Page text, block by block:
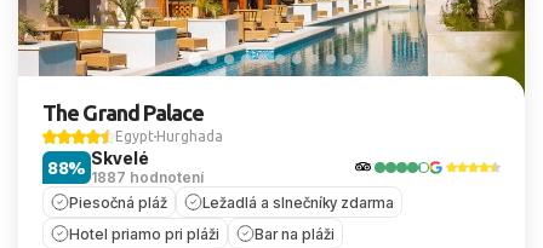
The Grand Palace
Egypt Hurghada
Skvelé
1887 hodnotení
88%
Piesočná pláž
Ležadlá a slnečníky zdarma
Hotel priamo pri pláži
Bar na pláži